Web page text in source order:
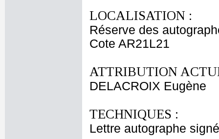
LOCALISATION :
Réserve des
Cote AR21L21
ATTRIBUTION
DELACROIX Eugène
TECHNIQUES :
Lettre autographe